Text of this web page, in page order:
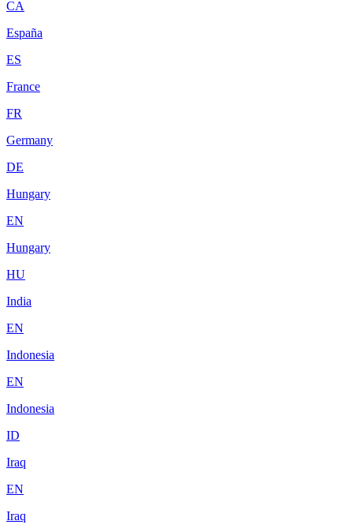
CA
España
ES
France
FR
Germany
DE
Hungary
EN
Hungary
HU
India
EN
Indonesia
EN
Indonesia
ID
Iraq
EN
Iraq